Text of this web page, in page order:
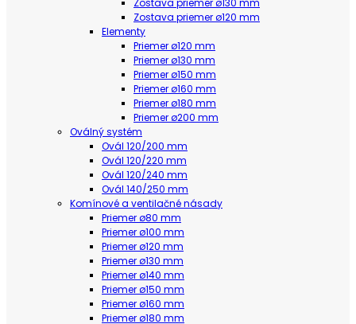
Zostava priemer ø130 mm
Zostava priemer ø120 mm
Elementy
Priemer ø120 mm
Priemer ø130 mm
Priemer ø150 mm
Priemer ø160 mm
Priemer ø180 mm
Priemer ø200 mm
Oválný systém
Ovál 120/200 mm
Ovál 120/220 mm
Ovál 120/240 mm
Ovál 140/250 mm
Komínové a ventilačné násady
Priemer ø80 mm
Priemer ø100 mm
Priemer ø120 mm
Priemer ø130 mm
Priemer ø140 mm
Priemer ø150 mm
Priemer ø160 mm
Priemer ø180 mm